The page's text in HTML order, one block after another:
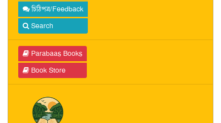
চিঠিপত্র/Feedback
Search
Parabaas Books
Book Store